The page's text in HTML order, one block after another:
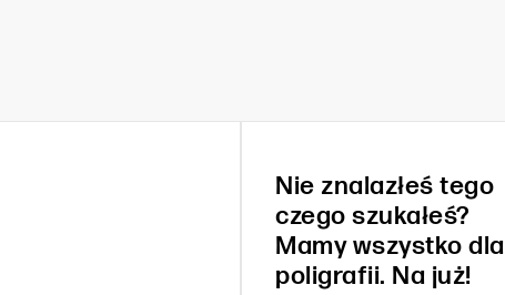
Nie znalazłeś tego
czego szukałeś?
Mamy wszystko dla
poligrafii. Na już!